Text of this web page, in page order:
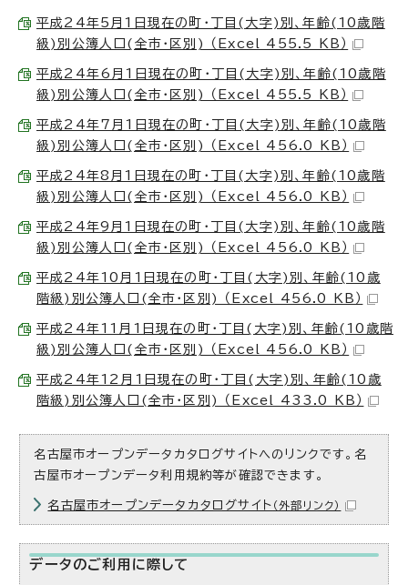
平成24年5月1日現在の町・丁目(大字)別、年齢(10歳階
級)別公簿人口(全市・区別) （Excel 455.5 KB）
平成24年6月1日現在の町・丁目(大字)別、年齢(10歳階
級)別公簿人口(全市・区別) （Excel 455.5 KB）
平成24年7月1日現在の町・丁目(大字)別、年齢(10歳階
級)別公簿人口(全市・区別) （Excel 456.0 KB）
平成24年8月1日現在の町・丁目(大字)別、年齢(10歳階
級)別公簿人口(全市・区別) （Excel 456.0 KB）
平成24年9月1日現在の町・丁目(大字)別、年齢(10歳階
級)別公簿人口(全市・区別) （Excel 456.0 KB）
平成24年10月1日現在の町・丁目(大字)別、年齢(10歳
階級)別公簿人口(全市・区別) （Excel 456.0 KB）
平成24年11月1日現在の町・丁目(大字)別、年齢(10歳階
級)別公簿人口(全市・区別) （Excel 456.0 KB）
平成24年12月1日現在の町・丁目(大字)別、年齢(10歳
階級)別公簿人口(全市・区別) （Excel 433.0 KB）
名古屋市オープンデータカタログサイトへのリンクです。名
古屋市オープンデータ利用規約等が確認できます。
名古屋市オープンデータカタログサイト （外部リンク）
データのご利用に際して